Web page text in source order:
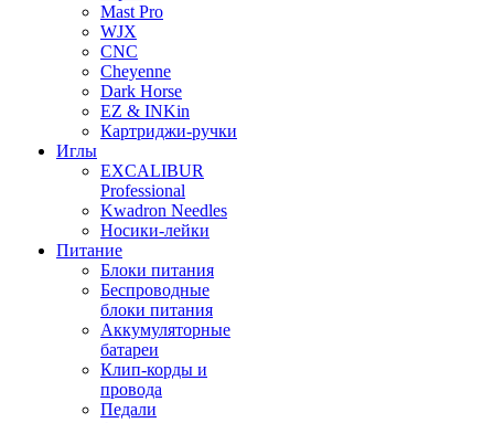
Mast Pro
WJX
CNC
Cheyenne
Dark Horse
EZ & INKin
Картриджи-ручки
Иглы
EXCALIBUR
Professional
Kwadron Needles
Носики-лейки
Питание
Блоки питания
Беспроводные
блоки питания
Аккумуляторные
батареи
Клип-корды и
провода
Педали